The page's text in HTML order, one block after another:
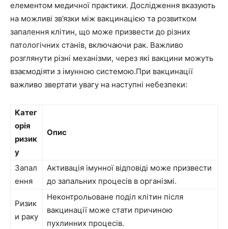
елементом медичної практики. Дослідження вказують
на можливі зв’язки між вакцинацією та розвитком
запалення клітин, що може призвести до різних
патологічних станів, включаючи рак. Важливо
розглянути різні механізми, через які вакцини можуть
взаємодіяти з імунною системою.При вакцинації
важливо звертати увагу на наступні небезпеки:
Катег
орія
ризик
у
Опис
Запал
ення
Активація імунної відповіді може призвести
до запальних процесів в організмі.
Ризик
и раку
Неконтрольоване поділ клітин після
вакцинації може стати причиною
пухлинних процесів.